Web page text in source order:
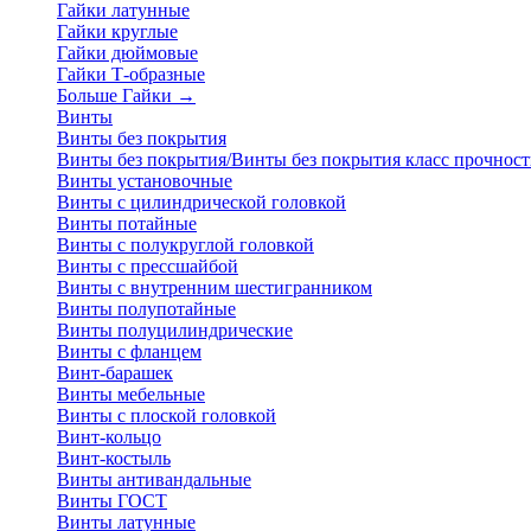
Гайки латунные
Гайки круглые
Гайки дюймовые
Гайки Т-образные
Больше Гайки →
Винты
Винты без покрытия
Винты без покрытия/Винты без покрытия класс
Винты установочные
Винты с цилиндрической головкой
Винты потайные
Винты с полукруглой головкой
Винты с прессшайбой
Винты с внутренним шестигранником
Винты полупотайные
Винты полуцилиндрические
Винты с фланцем
Винт-барашек
Винты мебельные
Винты с плоской головкой
Винт-кольцо
Винт-костыль
Винты антивандальные
Винты ГОСТ
Винты латунные